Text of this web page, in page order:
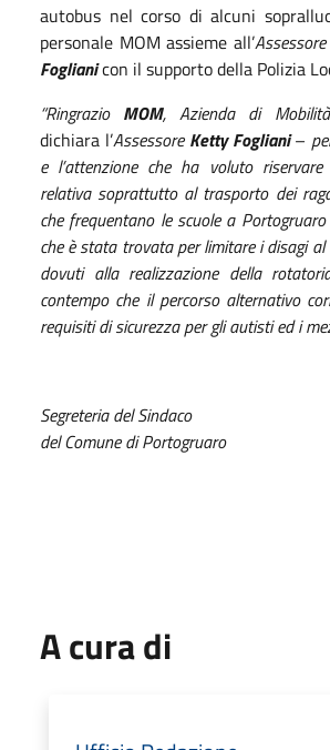
autobus nel corso di alcuni
personale MOM assieme all’
Foglianicon il supporto della Polizia
“Ringrazio MOM, Azienda di
dichiara l’AssessoreKetty Fogliani –
e l’attenzione che ha voluto
relativa soprattutto al trasporto dei
che frequentano le scuole a
che è stata trovata per limitare i disagi
dovuti alla realizzazione della
contempo che il percorso alternativo
requisiti di sicurezza per gli autisti ed i
Segreteria del Sindaco
del Comune di Portogruaro
A cura di